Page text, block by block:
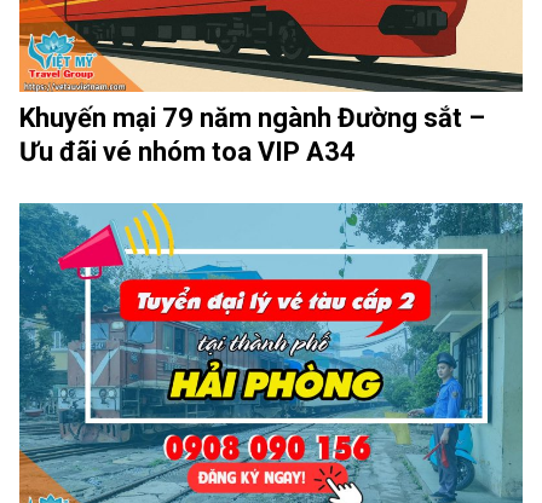
Khuyến mại 79 năm ngành Đường sắt –
Ưu đãi vé nhóm toa VIP A34